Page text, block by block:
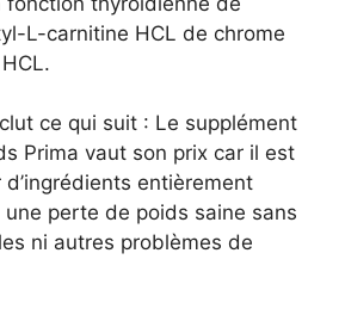
L-carnitine HCL de chrome
ce qui suit : Le supplément
Prima vaut son prix car il est
entièrement
perte de poids saine sans
ni autres problèmes de